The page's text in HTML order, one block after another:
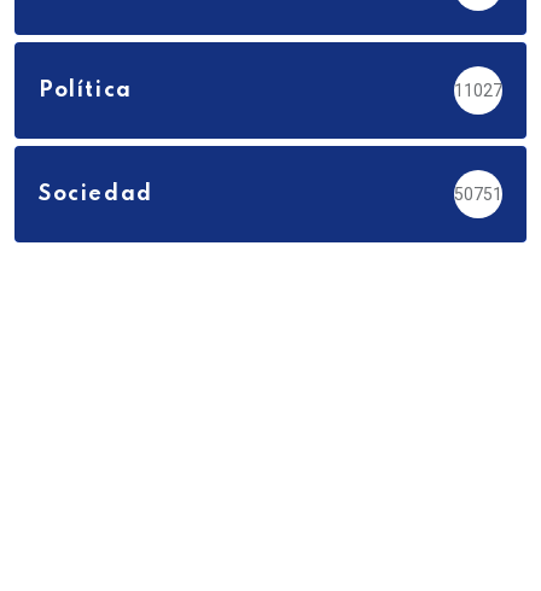
Política 11027
Sociedad 50751